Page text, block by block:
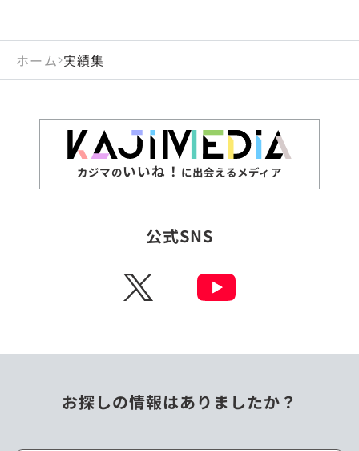
ホーム 実績集
カジマのいいね！ に出会えるメディア
公式SNS
X
お探しの情報はありましたか？